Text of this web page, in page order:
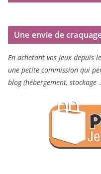
Une envie de
En achetant vos jeux depuis
une petite commission qui
blog (hébergement,